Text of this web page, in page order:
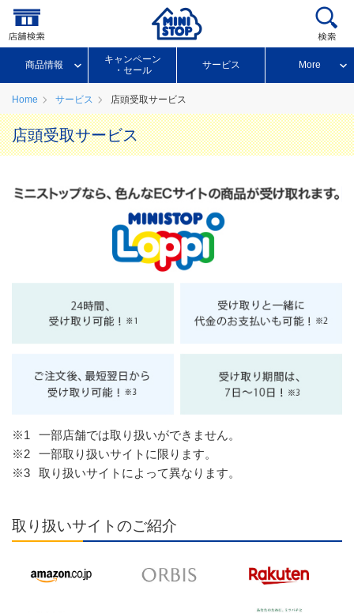
商品情報
キャンペーン
・セール
サービス More
Home サービス 店頭受取サービス
店頭受取サービス
※1
一部店舗では取り扱いができません。
※2
一部取り扱いサイトに限ります。
※3
取り扱いサイトによって異なります。
取り扱いサイトのご紹介